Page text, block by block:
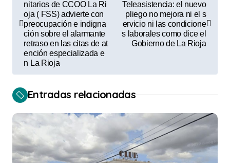
i
ó
n
d
nitarios de CCOO La Ri
oja ( FSS) advierte con
preocupación e indigna
ción sobre el alarmante
retraso en las citas de at
ención especializada e
n La Rioja
Teleasistencia: el nuevo
pliego no mejora ni el s
ervicio ni las condicione
s laborales como dice el
Gobierno de La Rioja
Entradas relacionadas